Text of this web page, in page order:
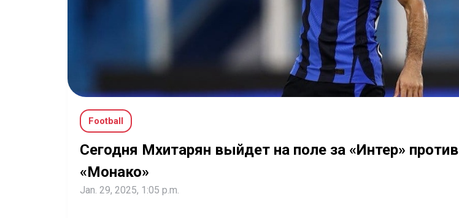
Football
Сегодня Мхитарян выйдет на поле за «Интер» против
«Монако»
Jan. 29, 2025, 1:05 p.m.